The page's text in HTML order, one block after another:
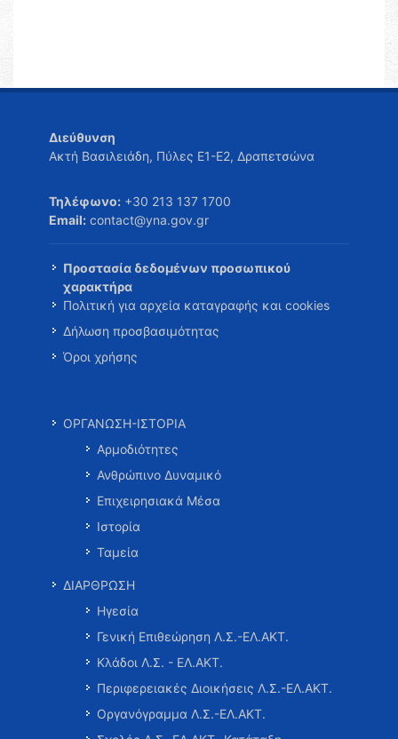
Διεύθυνση
Ακτή Βασιλειάδη, Πύλες Ε1-Ε2, Δραπετσώνα
Τηλέφωνο: +30 213 137 1700
Email: contact@yna.gov.gr
Προστασία δεδομένων προσωπικού
χαρακτήρα
Πολιτική για αρχεία καταγραφής και cookies
Δήλωση προσβασιμότητας
Όροι χρήσης
ΟΡΓΑΝΩΣΗ-ΙΣΤΟΡΙΑ
Αρμοδιότητες
Ανθρώπινο Δυναμικό
Επιχειρησιακά Μέσα
Ιστορία
Ταμεία
ΔΙΑΡΘΡΩΣΗ
Ηγεσία
Γενική Επιθεώρηση Λ.Σ.-ΕΛ.ΑΚΤ.
Κλάδοι Λ.Σ. - ΕΛ.ΑΚΤ.
Περιφερειακές Διοικήσεις Λ.Σ.-ΕΛ.ΑΚΤ.
Οργανόγραμμα Λ.Σ.-ΕΛ.ΑΚΤ.